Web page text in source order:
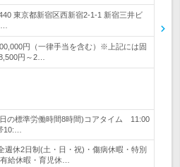
東京都新宿区西新宿2-1-1 新宿三井ビ
円（一律手当を含む）※上記には固
円～2…
の標準労働時間8時間)コアタイム 11:00
10:…
週休2日制(土・日・祝)・傷病休暇・特別
給休暇・育児休…